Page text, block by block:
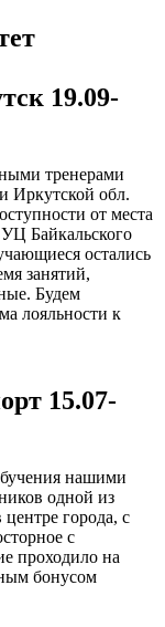
19.09-
тренерами
Иркутской обл.
от места
Байкальского
остались
занятий,
Будем
лояльности к
15.07-
нашими
одной из
города, с
с
проходило на
бонусом